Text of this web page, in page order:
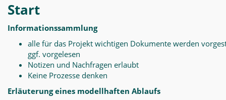
Start
Informationssammlung
alle für das Projekt wichtigen Dokumente werden
ggf. vorgelesen
Notizen und Nachfragen erlaubt
Keine Prozesse denken
Erläuterung eines modellhaften Ablaufs